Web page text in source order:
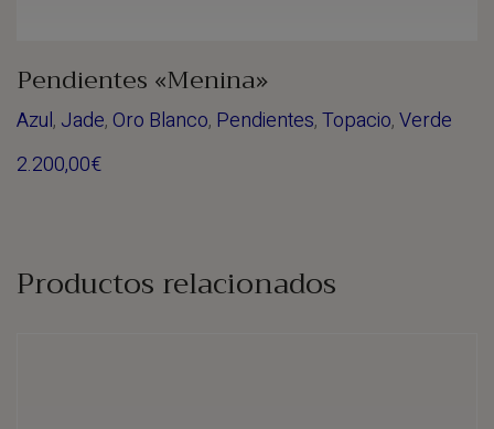
Pendientes «Menina»
Azul, Jade,Oro Blanco, Pendientes,Topacio,Verde
2.200,00€
Productos relacionados